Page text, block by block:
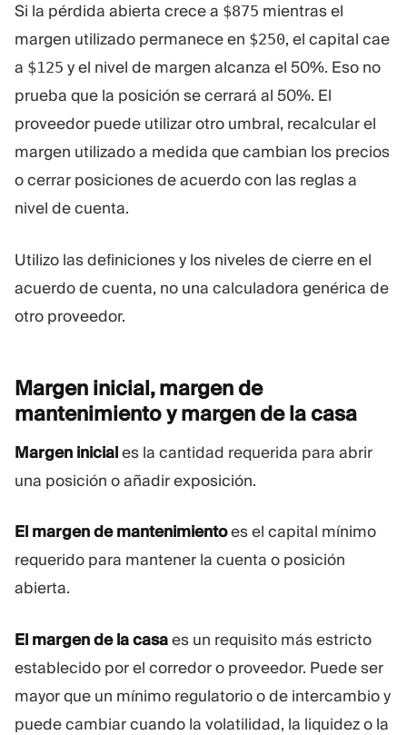
Si la pérdida abierta crece a $875 mientras el
margen utilizado permanece en $250, el capital cae
a $125 y el nivel de margen alcanza el 50%. Eso no
prueba que la posición se cerrará al 50%. El
proveedor puede utilizar otro umbral, recalcular el
margen utilizado a medida que cambian los precios
o cerrar posiciones de acuerdo con las reglas a
nivel de cuenta.
Utilizo las definiciones y los niveles de cierre en el
acuerdo de cuenta, no una calculadora genérica de
otro proveedor.
Margen inicial, margen de
mantenimiento y margen de lacasa
Margen iniciales la cantidad requerida para abrir
una posición o añadir exposición.
El margen de mantenimientoes el capital mínimo
requerido para mantener la cuenta o posición
abierta.
El margen de la casaes un requisito más estricto
establecido por el corredor o proveedor. Puede ser
mayor que un mínimo regulatorio o de intercambio y
puede cambiar cuando la volatilidad, la liquidez o la